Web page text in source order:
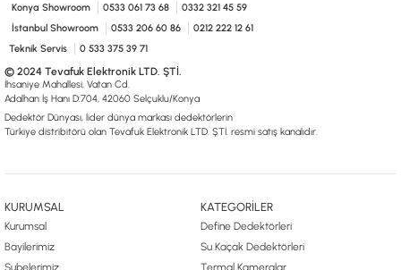
Konya Showroom 0533 061 73 68
0332 321 45 59
İstanbul Showroom
0533 206 60 86
0212 222 12 61
Teknik Servis
0 533 375 39 71
© 2024 Tevafuk Elektronik LTD. ŞTİ.
İhsaniye Mahallesi, Vatan Cd.
Adalhan İş Hanı D:704, 42060 Selçuklu/Konya
Dedektör Dünyası, lider dünya markası dedektörlerin
Türkiye distribitörü olan Tevafuk Elektronik LTD. ŞTİ. resmi satış kanalıdır.
KURUMSAL
Kurumsal
Bayilerimiz
Şubelerimiz
KATEGORİLER
Define Dedektörleri
Su Kaçak Dedektörleri
Termal Kameralar